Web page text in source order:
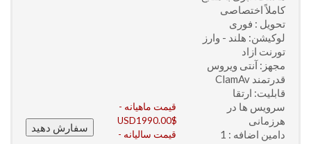
کاملاً اختصاصی
تحویل : فوری
لوکیشن: هلند - وارز
تورنت ازاد
مجهز: آنتی ویروس
قدرتمند ClamAv
قابلیت: ارتقا
سرویس ها در
هرزمانی
دامین اضافه : 1
قیمت ماهیانه -
USD1990.00$
قیمت سالیانه -